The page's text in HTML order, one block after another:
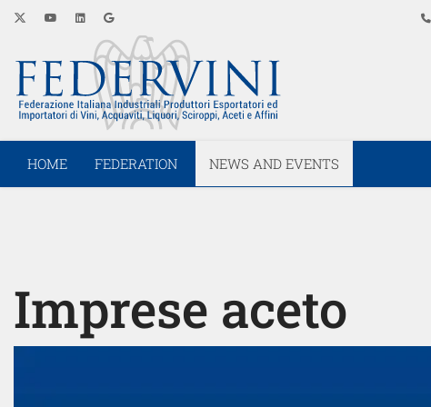
HOME FEDERATION NEWS AND EVENTS
Imprese aceto